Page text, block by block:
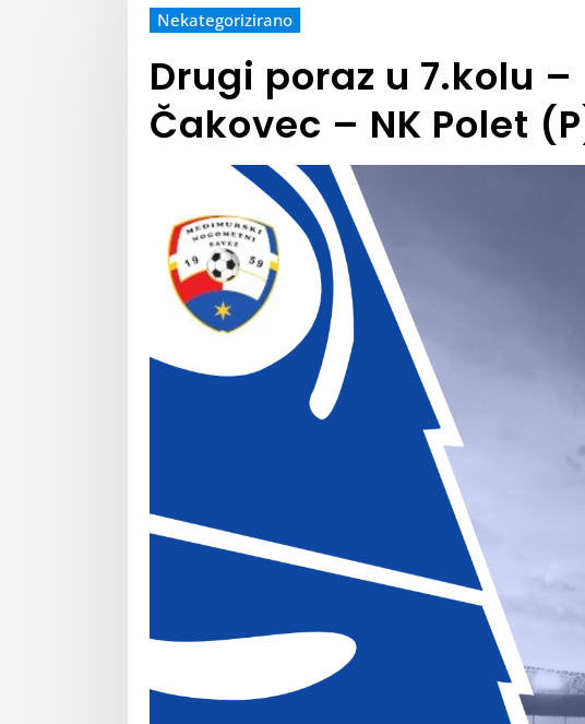
Nekategorizirano
Drugi poraz u 7.kolu –
Čakovec – NK Polet